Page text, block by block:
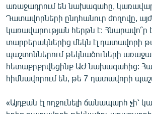
առաջադրում են նախագահը,
Դատավորների ընդհանուր ժողովը,
կառավարության հերթն է: Հնարավո՞ր
տարբերակներից մեկն էլ դատավորի
պաշտոններում թեկնածուների
հետաքրքրվեցինք ԱԺ նախագահից:
հիմնավորում են, թե 7 դատավորի
«Այդքան էլ ողջունելի ճանապարհ չի՝